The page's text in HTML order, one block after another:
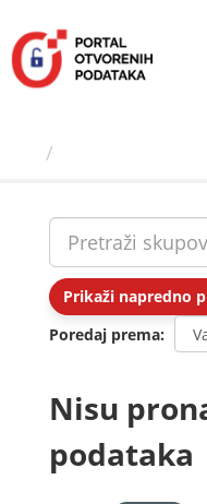
sadržaj
Prikaži napredno
Poredaj prema
Nisu
podataka